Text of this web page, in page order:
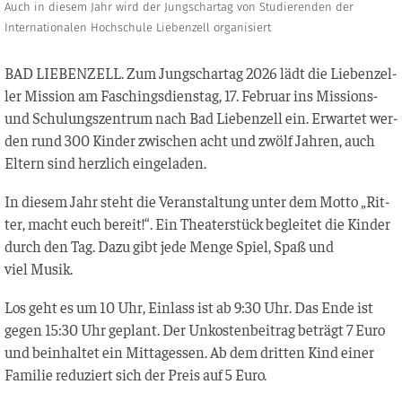
Auch in diesem Jahr wird der Jungschartag von Studierenden der
Internationalen Hochschule Liebenzell organisiert
BAD LIEBENZELL. Zum Jung­s­char­tag 2026 lädt die Lie­ben­zel­
ler Mis­si­on am Faschings­diens­tag, 17. Febru­ar ins Mis­si­ons-
und Schu­lungs­zen­trum nach Bad Lie­ben­zell ein. Erwar­tet wer­
den rund 300 Kin­der zwi­schen acht und zwölf Jah­ren, auch
Eltern sind herz­lich eingeladen.
In die­sem Jahr steht die Ver­an­stal­tung unter dem Mot­to „Rit­
ter, macht euch bereit!“. Ein Thea­ter­stück beglei­tet die Kin­der
durch den Tag. Dazu gibt jede Men­ge Spiel, Spaß und
viel Musik.
Los geht es um 10 Uhr, Ein­lass ist ab 9:30 Uhr. Das Ende ist
gegen 15:30 Uhr geplant. Der Unkos­ten­bei­trag beträgt 7 Euro
und beinhal­tet ein Mit­tag­essen. Ab dem drit­ten Kind einer
Fami­lie redu­ziert sich der Preis auf 5 Euro.